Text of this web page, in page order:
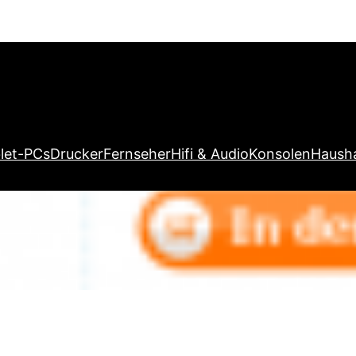
PCsDruckerFernseherHifi & AudioKonsolen